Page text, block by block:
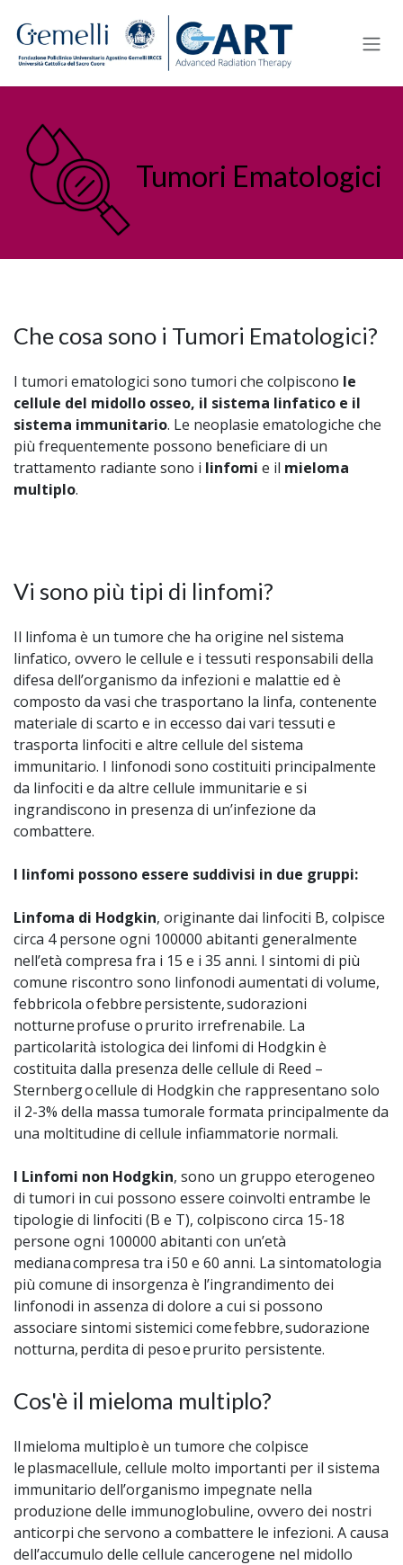
Tumori Ematologici
Che cosa sono i Tumori Ematologici?
I tumori ematologici sono tumori che colpiscono le
cellule del midollo osseo, il sistema linfatico e il
sistema immunitario. Le neoplasie ematologiche che
più frequentemente possono beneficiare di un
trattamento radiante sono i linfomi e il mieloma
multiplo.
Vi sono più tipi di linfomi?
Il linfoma è un tumore che ha origine nel sistema
linfatico, ovvero le cellule e i tessuti responsabili della
difesa dell’organismo da infezioni e malattie ed è
composto da vasi che trasportano la linfa, contenente
materiale di scarto e in eccesso dai vari tessuti e
trasporta linfociti e altre cellule del sistema
immunitario. I linfonodi sono costituiti principalmente
da linfociti e da altre cellule immunitarie e si
ingrandiscono in presenza di un’infezione da
combattere.
I linfomi possono essere suddivisi in due gruppi:
Linfoma di Hodgkin, originante dai linfociti B, colpisce
circa 4 persone ogni 100000 abitanti generalmente
nell’età compresa fra i 15 e i 35 anni. I sintomi di più
comune riscontro sono linfonodi aumentati di volume,
febbricola o febbre persistente, sudorazioni
notturne profuse o prurito irrefrenabile. La
particolarità istologica dei linfomi di Hodgkin è
costituita dalla presenza delle cellule di Reed –
Sternberg o cellule di Hodgkin che rappresentano solo
il 2-3% della massa tumorale formata principalmente da
una moltitudine di cellule infiammatorie normali.
I Linfomi non Hodgkin, sono un gruppo eterogeneo
di tumori in cui possono essere coinvolti entrambe le
tipologie di linfociti (B e T), colpiscono circa 15-18
persone ogni 100000 abitanti con un’età
mediana compresa tra i 50 e 60 anni. La sintomatologia
più comune di insorgenza è l’ingrandimento dei
linfonodi in assenza di dolore a cui si possono
associare sintomi sistemici come febbre, sudorazione
notturna, perdita di peso e prurito persistente.
Cos'è il mieloma multiplo?
ll mieloma multiplo è un tumore che colpisce
le plasmacellule, cellule molto importanti per il sistema
immunitario dell’organismo impegnate nella
produzione delle immunoglobuline, ovvero dei nostri
anticorpi che servono a combattere le infezioni. A causa
dell’accumulo delle cellule cancerogene nel midollo